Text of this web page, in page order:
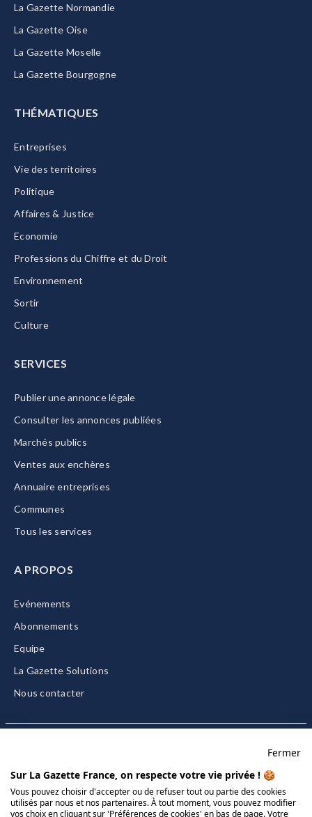
La Gazette Normandie
La Gazette Oise
La Gazette Moselle
La Gazette Bourgogne
THÉMATIQUES
Entreprises
Vie des territoires
Politique
Affaires & Justice
Economie
Professions du Chiffre et du Droit
Environnement
Sortir
Culture
SERVICES
Publier une annonce légale
Consulter les annonces publiées
Marchés publics
Ventes aux enchères
Annuaire entreprises
Communes
Tous les services
A PROPOS
Evénements
Abonnements
Equipe
La Gazette Solutions
Nous contacter
CGU/CGV
Données personnelles
Fermer
Sur La Gazette France, on respecte votre vie privée ! 🍪
Vous pouvez choisir d'accepter ou de refuser tout ou partie des cookies
utilisés par nous et nos partenaires. À tout moment, vous pouvez modifier
vos choix en cliquant sur 'Préférences de cookies' en bas de page. Votre